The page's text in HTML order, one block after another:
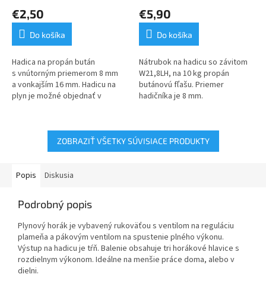
€2,50
Do košíka
Hadica na propán bután
s vnútorným priemerom 8 mm
a vonkajším 16 mm. Hadicu na
plyn je možné objednať v
€5,90
Do košíka
Nátrubok na hadicu so závitom
W21,8LH, na 10 kg propán
butánovú fľašu. Priemer
hadičníka je 8 mm.
ZOBRAZIŤ VŠETKY SÚVISIACE PRODUKTY
Popis Diskusia
Podrobný popis
Plynový horák je vybavený rukoväťou s ventilom na reguláciu
plameňa a pákovým ventilom na spustenie plného výkonu.
Výstup na hadicu je tŕň. Balenie obsahuje tri horákové hlavice s
rozdielnym výkonom. Ideálne na menšie práce doma, alebo v
dielni.